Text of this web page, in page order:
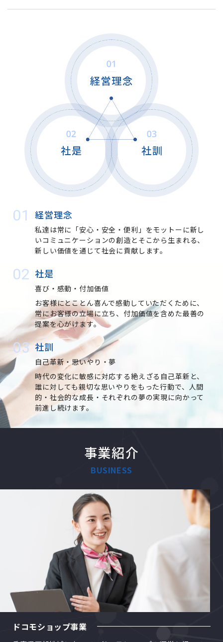
経営理念
私達は常に「安心・安全・便利」をモットーに新し
いコミュニケーションの創造とそこから生まれる、
新しい価値を通じて社会に貢献します。
社是
喜び・感動・付加価値
お客様にとことん喜んで感動していただくために、
常にお客様の立場に立ち、付加価値を含めた最善の
提案を心がけます。
社訓
自己革新・思いやり・夢
時代の変化に敏感に対応する絶えざる自己革新と、
誰に対しても親切な思いやりをもった行動で、
人間
的・社会的な成長・ それぞれの夢の実現に向かって
前進し続けます。
事業紹介
BUSINESS
ドコモショップ事業